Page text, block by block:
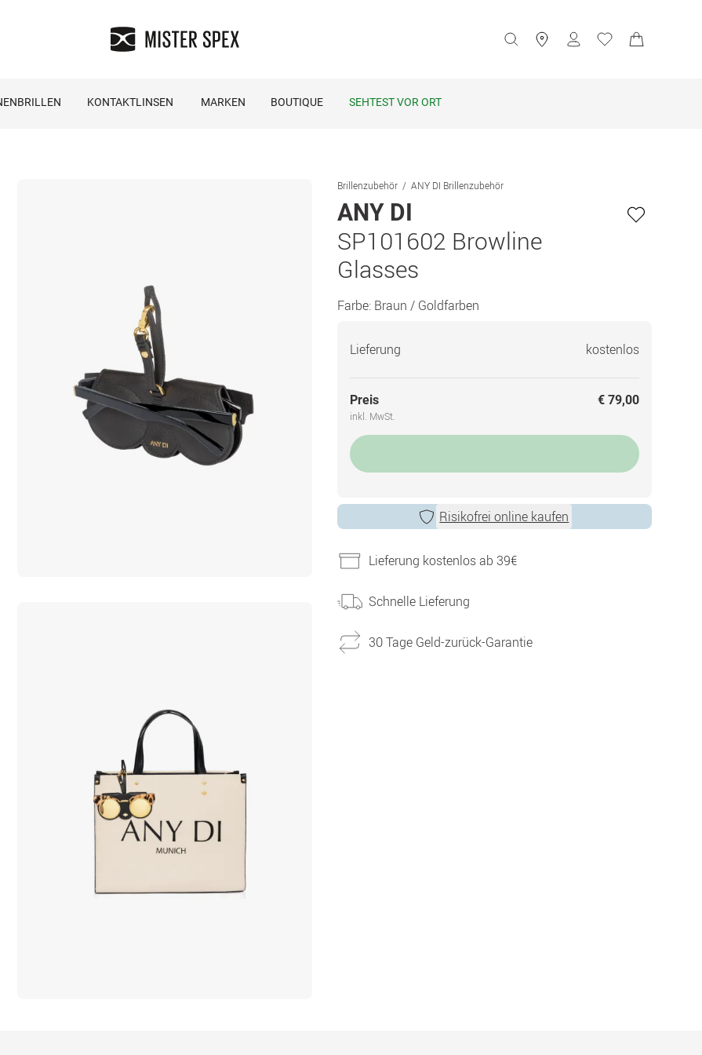
KONTAKTLINSEN MARKEN BOUTIQUE SEHTEST VOR ORT
Brillenzubehör ANY DI Brillenzubehör
ANY DI
SP101602 Browline
Glasses
Farbe: Braun / Goldfarben
Lieferung kostenlos
Preis
inkl. MwSt.
€ 79,00
Risikofrei online kaufen
Lieferung kostenlos ab 39€
Schnelle Lieferung
30 Tage Geld-zurück-Garantie